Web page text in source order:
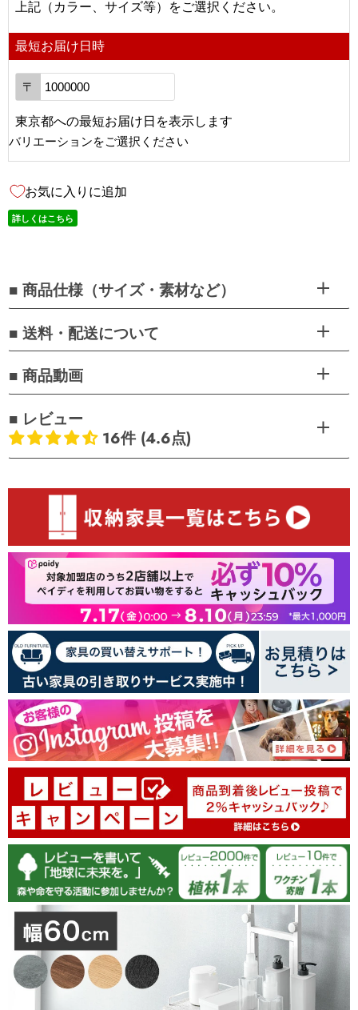
上記（カラー、サイズ等）をご選択ください。
最短お届け日時
〒
東京都への最短お届け日を表示します
バリエーションをご選択ください
お気に入りに追加
詳しくはこちら
■ 商品仕様（サイズ・素材など）
■ 送料・配送について
■ 商品動画
■ レビュー
16件 (4.6点)
お客様のレビュー
5つ星中4.62つ星
レビュー数 16 件
11
4
1
0
0
レビューを書く
100.0
tansu-gen817303